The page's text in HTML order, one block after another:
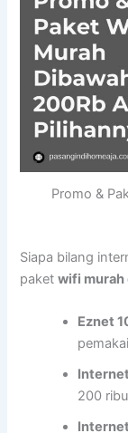
Promo &
Siapa bilang
paketwifi murah
Eznet
200